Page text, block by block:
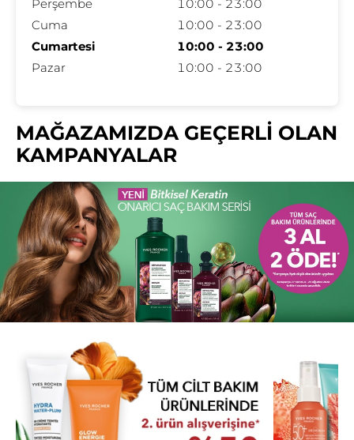
Perşembe
10:00 - 23:00
Cuma
10:00 - 23:00
Cumartesi
10:00 - 23:00
Pazar
10:00 - 23:00
MAĞAZAMIZDA GEÇERLİ OLAN
KAMPANYALAR